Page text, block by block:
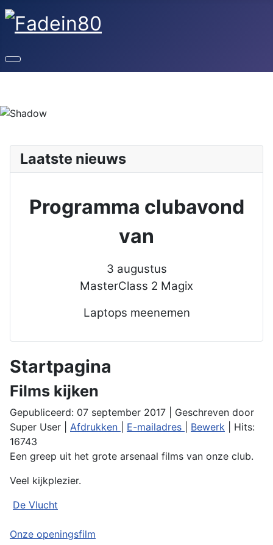
Laatste nieuws
Programma clubavond
van
3 augustus
MasterClass 2 Magix
Laptops meenemen
Startpagina
Films kijken
Gepubliceerd: 07 september 2017
Geschreven door
Super User
Afdrukken E-mailadres Bewerk | Hits:
16743
Een greep uit het grote arsenaal films van onze club.
Veel kijkplezier.
De Vlucht
Onze openingsfilm